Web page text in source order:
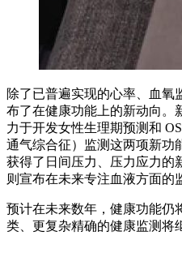
除了已普遍实现的心率、血氧
布了在健康功能上的新动向。
力于开发女性生理期预测和
通气综合征）监测这两项新功
获得了日间压力、压力应力的
则宣布在未来专注血液方面的
预计在未来数年，健康功能仍
类、更复杂精确的健康监测将